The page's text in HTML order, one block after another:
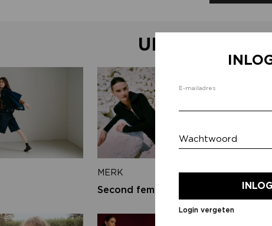
E-mailadres
Wachtwoord
Login vergeten
UITGELICHTE
MERK
Second female